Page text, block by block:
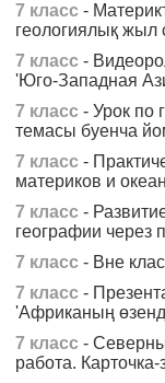
7 класс -
геологиялық жыл
7 класс -
'Юго-Западная
7 класс - Урок по
темасы буенча
7 класс -
материков и
7 класс -
географии через
7 класс - Вне
7 класс -
'Африканың
7 класс -
работа.